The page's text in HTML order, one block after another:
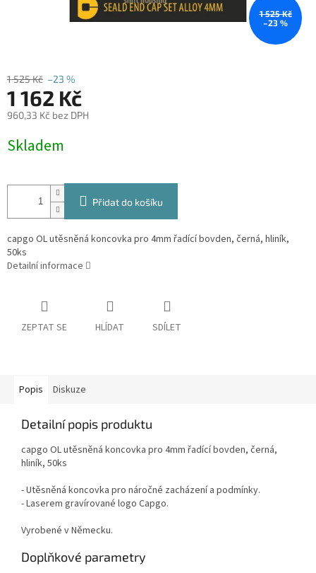
1 525 Kč
–23 %
1 525 Kč –23 %
1 162 Kč
960,33 Kč bez DPH
cena:
Skladem
Přidat do košíku
capgo OL utěsněná koncovka pro 4mm řadící bovden, černá, hliník,
50ks
Detailní informace
ZEPTAT SE HLÍDAT SDÍLET
Popis Diskuze
Detailní popis produktu
capgo OL utěsněná koncovka pro 4mm řadící bovden, černá,
hliník, 50ks
- Utěsněná koncovka pro náročné zacházení a podmínky.
- Laserem gravírované logo Capgo.
Vyrobené v Německu.
Doplňkové parametry